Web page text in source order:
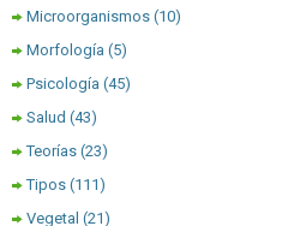
Microorganismos (10)
Morfología (5)
Psicología (45)
Salud (43)
Teorías (23)
Tipos (111)
Vegetal (21)